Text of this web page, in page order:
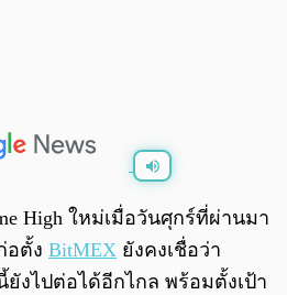
0:00/ 0:00
High ใหม่เมื่อวันศุกร์ที่ผ่านมา
อตั้ง BitMEX ยังคงเชื่อว่า
ยังไปต่อได้อีกไกล พร้อมตั้งเป้า